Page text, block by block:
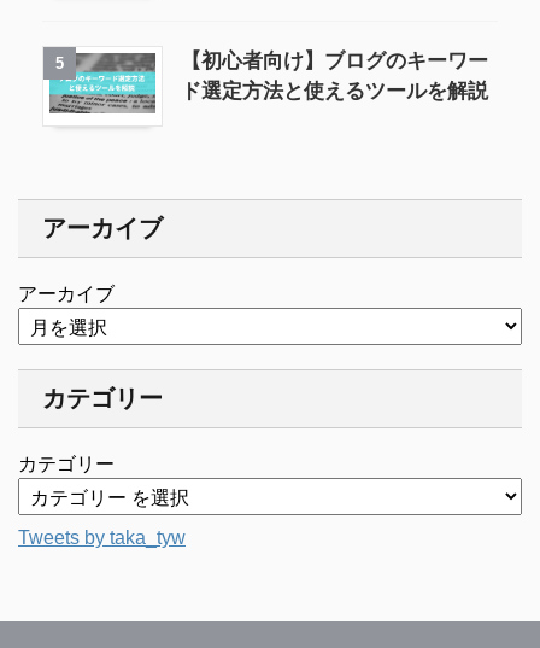
5
【初心者向け】ブログのキーワー
ド選定方法と使えるツールを解説
アーカイブ
アーカイブ
カテゴリー
カテゴリー
Tweets by taka_tyw